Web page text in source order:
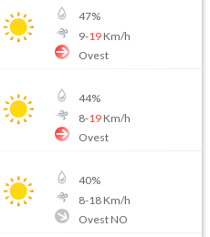
47%
9-19Km/h
Ovest
44%
8-19Km/h
Ovest
40%
8-18Km/h
Ovest NO